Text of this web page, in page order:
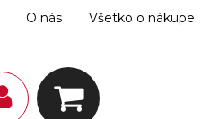
O nás Všetko o nákupe